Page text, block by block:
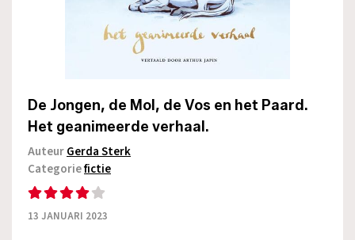
De Jongen, de Mol, de Vos en het Paard.
Het geanimeerde verhaal.
AuteurGerda Sterk
Categoriefictie
13 JANUARI 2023